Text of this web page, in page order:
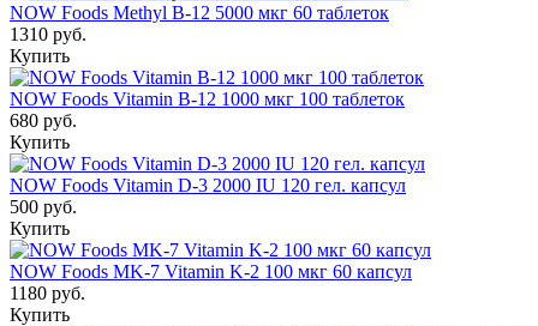
NOW Foods Methyl B-12 5000 мкг 60 таблеток
1310 руб.
Купить
NOW Foods Vitamin B-12 1000 мкг 100 таблеток
680 руб.
Купить
NOW Foods Vitamin D-3 2000 IU 120 гел. капсул
500 руб.
Купить
NOW Foods MK-7 Vitamin K-2 100 мкг 60 капсул
1180 руб.
Купить